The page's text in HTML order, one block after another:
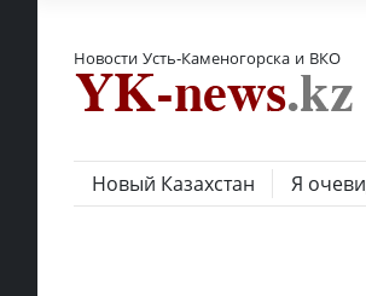
Новости Усть-Каменогорска и ВКО
Новый Казахстан Я